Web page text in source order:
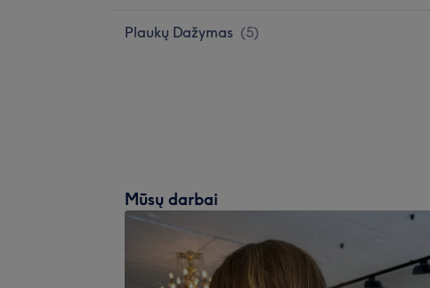
Plaukų Dažymas (5)
Mūsų darbai